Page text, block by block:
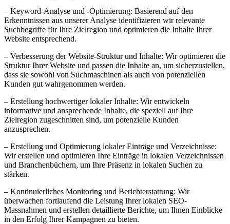
– Keyword-Analyse und -Optimierung: Basierend auf den
Erkenntnissen aus unserer Analyse identifizieren wir relevante
Suchbegriffe für Ihre Zielregion und optimieren die Inhalte Ihrer
Website entsprechend.
– Verbesserung der Website-Struktur und Inhalte: Wir optimieren die
Struktur Ihrer Website und passen die Inhalte an, um sicherzustellen,
dass sie sowohl von Suchmaschinen als auch von potenziellen
Kunden gut wahrgenommen werden.
– Erstellung hochwertiger lokaler Inhalte: Wir entwickeln
informative und ansprechende Inhalte, die speziell auf Ihre
Zielregion zugeschnitten sind, um potenzielle Kunden
anzusprechen.
– Erstellung und Optimierung lokaler Einträge und Verzeichnisse:
Wir erstellen und optimieren Ihre Einträge in lokalen Verzeichnissen
und Branchenbüchern, um Ihre Präsenz in lokalen Suchen zu
stärken.
– Kontinuierliches Monitoring und Berichterstattung: Wir
überwachen fortlaufend die Leistung Ihrer lokalen SEO-
Massnahmen und erstellen detaillierte Berichte, um Ihnen Einblicke
in den Erfolg Ihrer Kampagnen zu bieten.